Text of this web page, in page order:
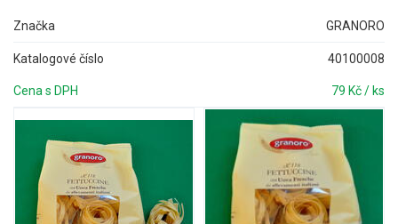
Značka GRANORO
Katalogové číslo 40100008
Cena s DPH 79 Kč / ks